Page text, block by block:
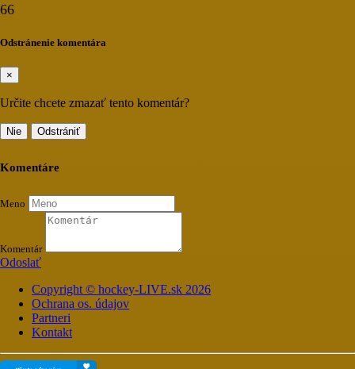
66
Odstránenie komentára
×
Určite chcete zmazať tento komentár?
Nie Odstrániť
Komentáre
Meno
Komentár
Odoslať
Copyright © hockey-LIVE.sk 2026
Ochrana os. údajov
Partneri
Kontakt